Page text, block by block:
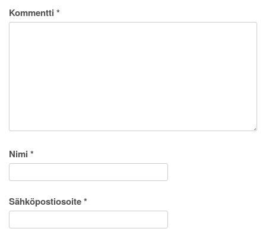
Kommentti *
Nimi *
Sähköpostiosoite*